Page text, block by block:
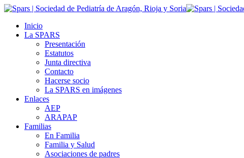
Inicio
La SPARS
Presentación
Estatutos
Junta directiva
Contacto
Hacerse socio
La SPARS en imágenes
Enlaces
AEP
ARAPAP
Familias
En Familia
Familia y Salud
Asociaciones de padres